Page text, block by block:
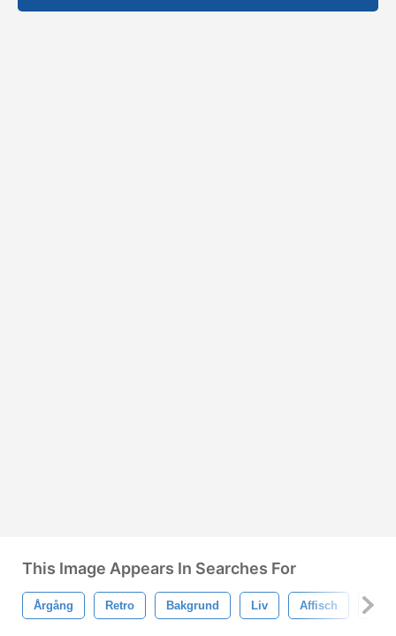
This Image Appears In Searches For
Årgång Retro Bakgrund Liv Affisch Leva